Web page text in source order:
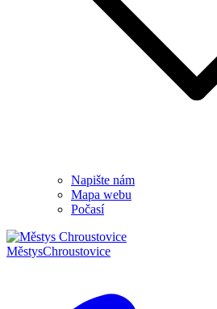
Napište nám
Mapa webu
Počasí
MěstysChroustovice